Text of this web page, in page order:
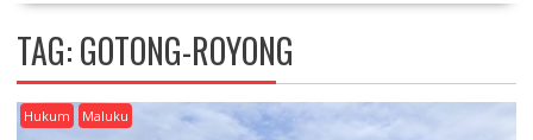
TAG:GOTONG-ROYONG
Hukum Maluku